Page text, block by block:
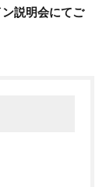
説明会にてご